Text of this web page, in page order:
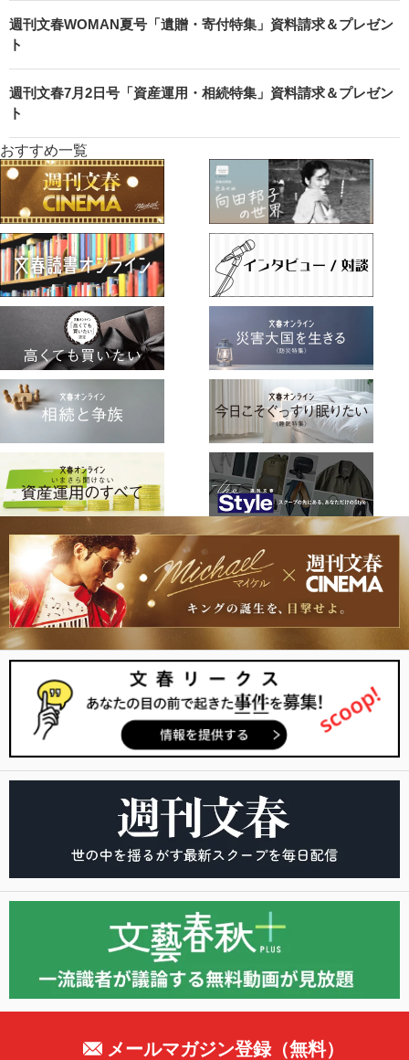
週刊文春WOMAN夏号「遺贈・寄付特集」資料請求＆プレゼン
ト
週刊文春7月2日号「資産運用・相続特集」資料請求＆プレゼン
ト
おすすめ一覧
メールマガジン登録（無料）